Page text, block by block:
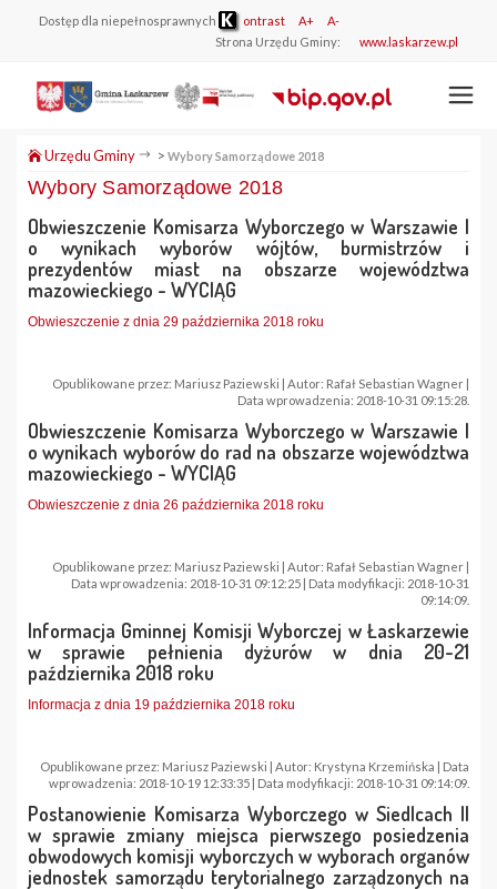
Dostęp dla niepełnosprawnych ontrast A+
A-
Strona Urzędu Gminy:
www.laskarzew.pl
Urzędu Gminy > Wybory Samorządowe 2018
Wybory Samorządowe 2018
Obwieszczenie Komisarza Wyborczego w Warszawie I
o wynikach wyborów wójtów, burmistrzów i
prezydentów miast na obszarze województwa
mazowieckiego - WYCIĄG
Obwieszczenie z dnia 29 października 2018 roku
Opublikowane przez: Mariusz Paziewski | Autor: Rafał Sebastian Wagner |
Data wprowadzenia: 2018-10-31 09:15:28.
Obwieszczenie Komisarza Wyborczego w Warszawie I
o wynikach wyborów do rad na obszarze województwa
mazowieckiego - WYCIĄG
Obwieszczenie z dnia 26 października 2018 roku
Opublikowane przez: Mariusz Paziewski | Autor: Rafał Sebastian Wagner |
Data wprowadzenia: 2018-10-31 09:12:25 | Data modyfikacji: 2018-10-31
09:14:09.
Informacja Gminnej Komisji Wyborczej w Łaskarzewie
w sprawie pełnienia dyżurów w dnia 20-21
października 2018 roku
Informacja z dnia 19 października 2018 roku
Opublikowane przez: Mariusz Paziewski | Autor: Krystyna Krzemińska | Data
wprowadzenia: 2018-10-19 12:33:35 | Data modyfikacji: 2018-10-31 09:14:09.
Postanowienie Komisarza Wyborczego w Siedlcach II
w sprawie zmiany miejsca pierwszego posiedzenia
obwodowych komisji wyborczych w wyborach organów
jednostek samorządu terytorialnego zarządzonych na